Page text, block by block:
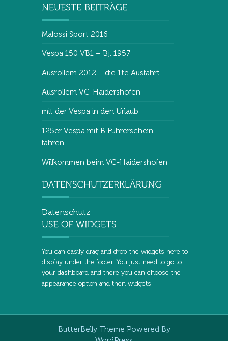
Malossi Sport 2016
Vespa 150 VB1 – Bj. 1957
Ausrollern 2012… die 1te Ausfahrt
Ausrollern VC-Haidershofen
mit der Vespa in den Urlaub
125er Vespa mit B Führerschein
fahren
Willkommen beim VC-Haidershofen
Datenschutz
You can easily drag and drop the widgets here to
display under the footer. You just need to go to
your dashboard and there you can choose the
appearance option and then widgets.
ButterBelly Theme Powered By